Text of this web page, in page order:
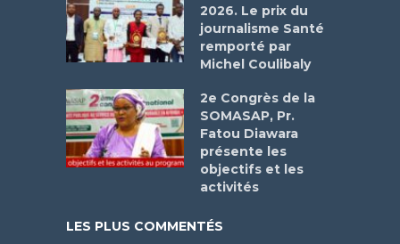
2026. Le prix du
journalisme Santé
remporté par
Michel Coulibaly
2e Congrès de la
SOMASAP, Pr.
Fatou Diawara
présente les
objectifs et les
activités
LES PLUS COMMENTÉS